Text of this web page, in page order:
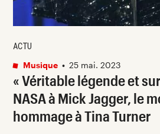
« Véritable légende et
NASA à Mick Jagger, le
hommage à Tina Turner
ACTU
Musique • 25 mai. 2023